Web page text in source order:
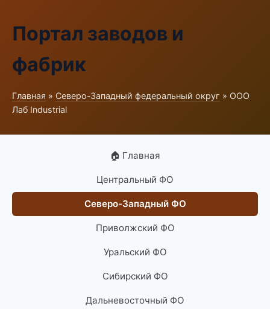
Портал заводов и
фабрик
Главная » Северо-Западный федеральный округ » ООО
Лаб Industrial
🏠 Главная
Центральный ФО
Северо-Западный ФО
Приволжский ФО
Уральский ФО
Сибирский ФО
Дальневосточный ФО